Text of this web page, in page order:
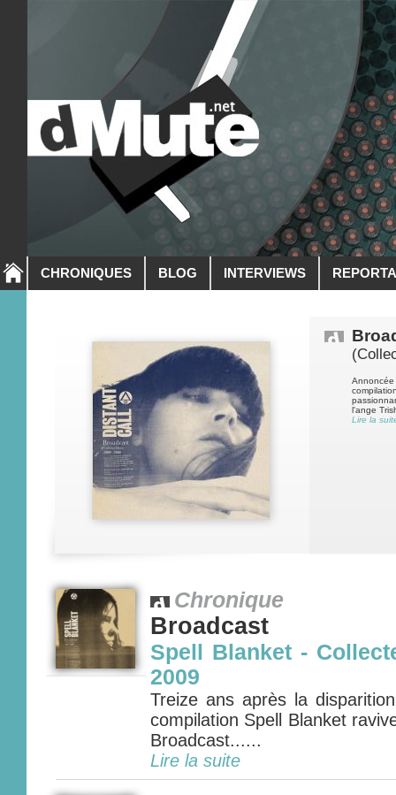
CHRONIQUES BLOG INTERVIEWS
Annoncée
l'ange
Lire la
Chronique
Broadcast
Spell Blanket -
2009
Treize ans après la
compilation Spell Blanket
Broadcast......
Lire la suite